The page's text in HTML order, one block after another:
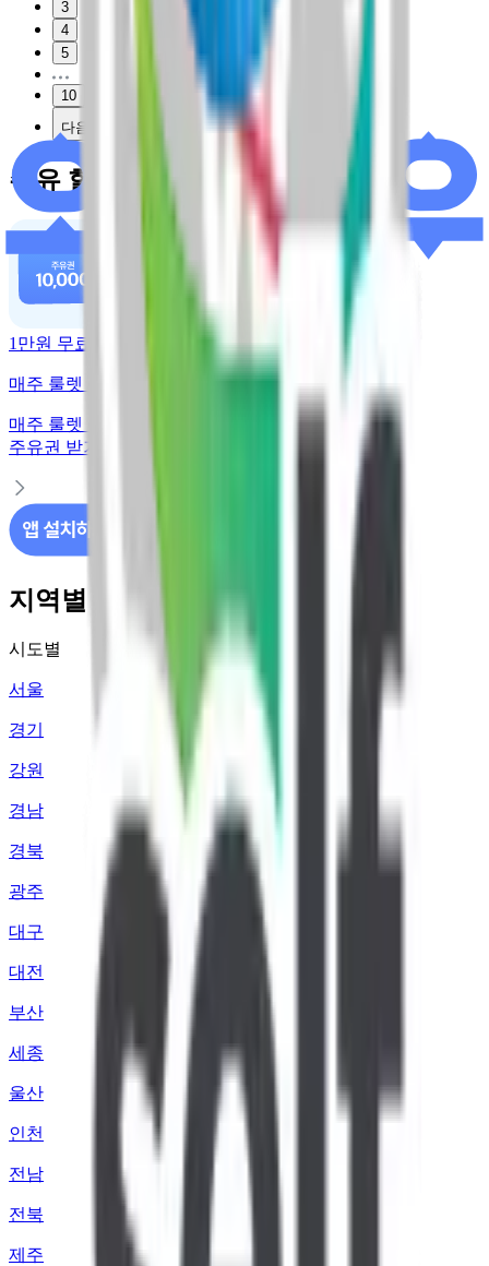
3
4
5
10
다음
주유 할인 혜택
1만원 무료주유
매주 룰렛 돌리고 주유권 받기
매주 룰렛 돌리고
주유권 받기
지역별 주유소 가격 정보
시도별
서울
경기
강원
경남
경북
광주
대구
대전
부산
세종
울산
인천
전남
전북
제주